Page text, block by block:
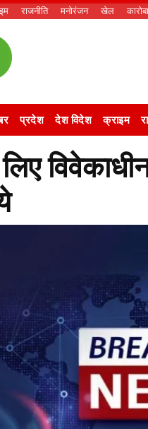
राजनीति मनोरंजन खेल
प्रदेश देश विदेश क्राइम